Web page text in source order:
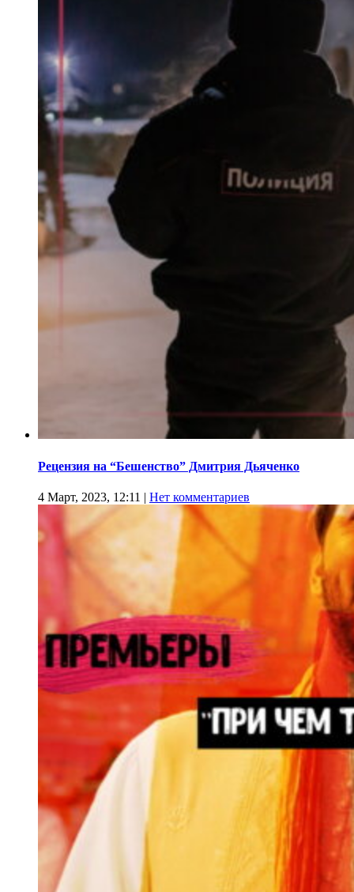
Рецензия на “Бешенство” Дмитрия Дьяченко
4 Март, 2023, 12:11 | Нет комментариев